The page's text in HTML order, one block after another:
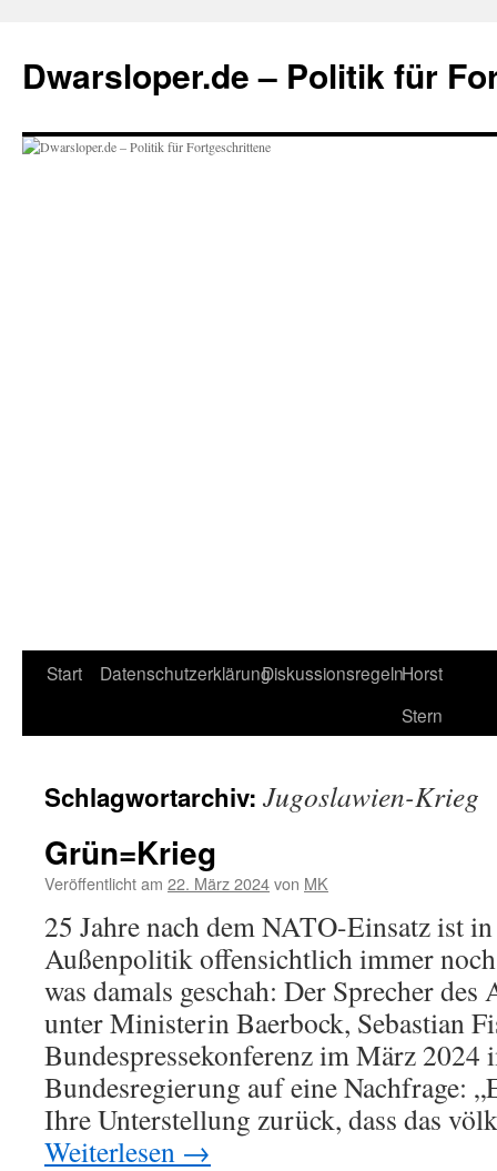
springen
Dwarsloper.de – Politik für
Start DatenschutzerklärungDiskussionsregelnHorst
Stern
Schlagwortarchiv: Jugoslawien-Krieg
Grün=Krieg
Veröffentlicht am 22. März 2024von MK
25 Jahre nach dem NATO-Einsatz ist
Außenpolitik offensichtlich immer
was damals geschah: Der Sprecher
unter Ministerin Baerbock, Sebastian
Bundespressekonferenz im März 2024
Bundesregierung auf eine Nachfrage:
Ihre Unterstellung zurück, dass das
Weiterlesen →